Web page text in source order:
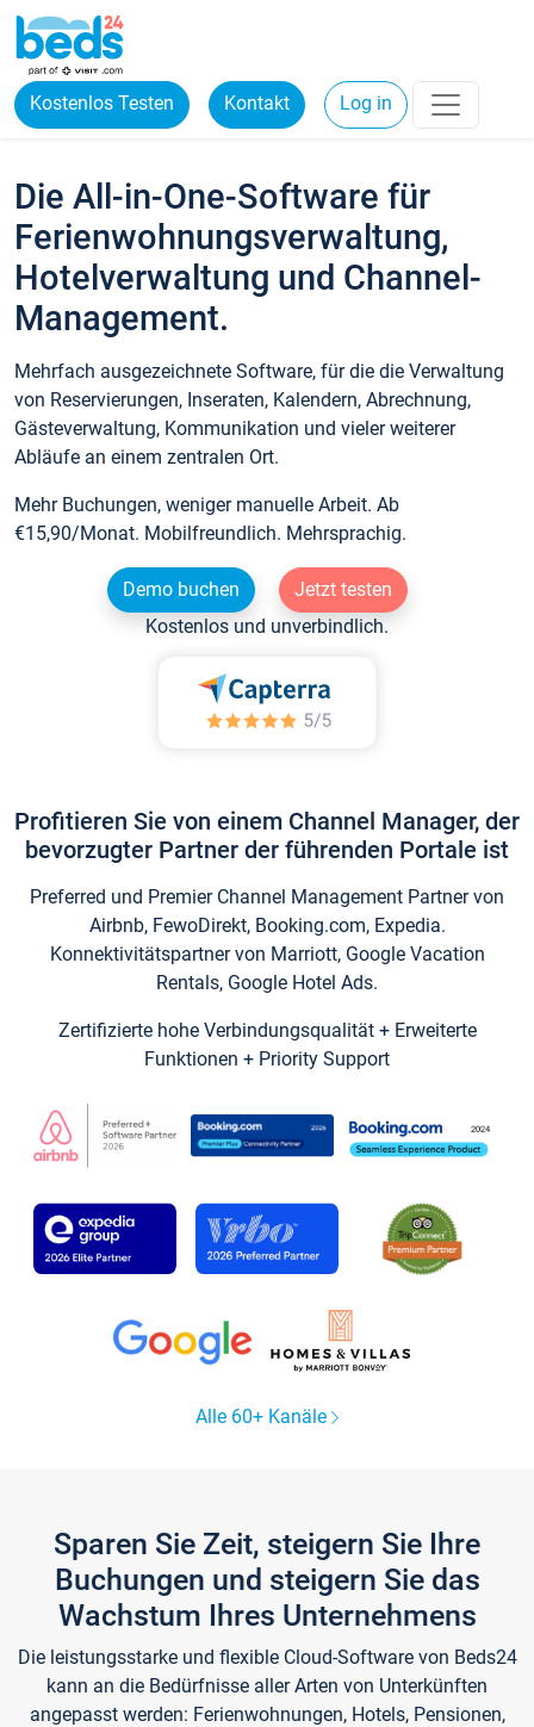
Kostenlos Testen Kontakt Log in
Die All-in-One-Software für
Ferienwohnungsverwaltung,
Hotelverwaltung und Channel-
Management.
Mehrfach ausgezeichnete Software, für die die Verwaltung
von Reservierungen, Inseraten, Kalendern, Abrechnung,
Gästeverwaltung, Kommunikation und vieler weiterer
Abläufe an einem zentralen Ort.
Mehr Buchungen, weniger manuelle Arbeit. Ab
€15,90/Monat. Mobilfreundlich. Mehrsprachig.
Demo buchen
Jetzt testen
Kostenlos und unverbindlich.
Profitieren Sie von einem Channel Manager, der
bevorzugter Partner der führenden Portale ist
Preferred und Premier Channel Management Partner von
Airbnb, FewoDirekt, Booking.com, Expedia.
Konnektivitätspartner von Marriott, Google Vacation
Rentals, Google Hotel Ads.
Zertifizierte hohe Verbindungsqualität + Erweiterte
Funktionen + Priority Support
Alle 60+ Kanäle
Sparen Sie Zeit, steigern Sie Ihre
Buchungen und steigern Sie das
Wachstum Ihres Unternehmens
Die leistungsstarke und flexible Cloud-Software von Beds24
kann an die Bedürfnisse aller Arten von Unterkünften
angepasst werden: Ferienwohnungen, Hotels, Pensionen,